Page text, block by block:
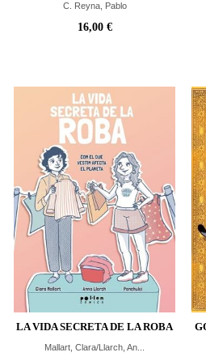
C. Reyna, Pablo
16,00 €
LA VIDA SECRETA DE LA ROBA
Mallart, Clara/Llarch, An...